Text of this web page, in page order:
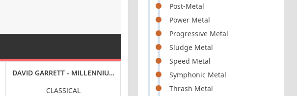
Post-Metal
Power Metal
Progressive Metal
Sludge Metal
Speed Metal
Symphonic Metal
Thrash Metal
(2025) FLAC
[24-BIT HI-RES] (2025) FLAC
DAVID GARRETT - MILLENNIUM SYMPHONY [24-BIT HI-RES] (2024) FLAC
CLASSICAL
EAGLES - MTV UNPLUGGED, SECOND NIGHT,
POP / ROCK